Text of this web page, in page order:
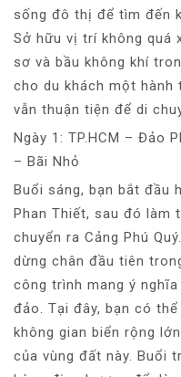
sống đô thị để tìm đến
Sở hữu vị trí không quá
sơ và bầu không khí
cho du khách một hành
vẫn thuận tiện để di
Ngày 1: TP.HCM – Đảo
– Bãi Nhỏ
Buổi sáng, bạn bắt đầu
Phan Thiết, sau đó làm
chuyển ra Cảng Phú
dừng chân đầu tiên
công trình mang ý
đảo. Tại đây, bạn có
không gian biển rộng
của vùng đất này. Buổi